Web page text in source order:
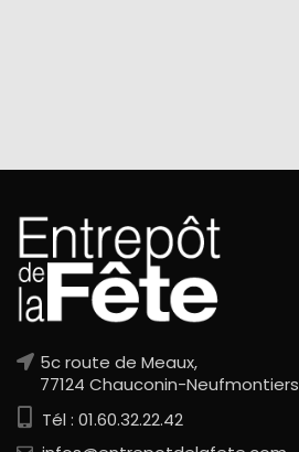
5c route de Meaux,
77124 Chauconin-Neufmontiers
Tél : 01.60.32.22.42